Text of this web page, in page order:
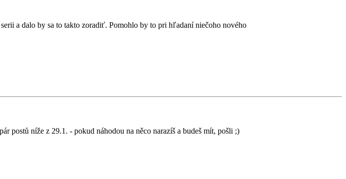
a dalo by sa to takto zoradiť. Pomohlo by to pri hľadaní niečoho nového
postů níže z 29.1. - pokud náhodou na něco narazíš a budeš mít, pošli ;)